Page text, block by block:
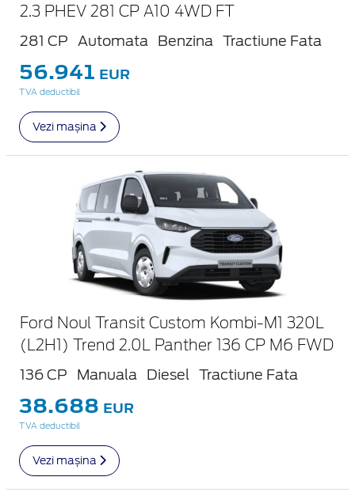
2.3 PHEV 281 CP A10 4WD FT
281 CP Automata Benzina Tractiune Fata
56.941 EUR
TVA deductibil
Vezi mașina
Ford Noul Transit Custom Kombi-M1 320L
(L2H1) Trend 2.0L Panther 136 CP M6 FWD
136 CP Manuala Diesel Tractiune Fata
38.688 EUR
TVA deductibil
Vezi mașina